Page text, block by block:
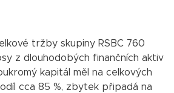
tržby skupiny RSBC 760
z dlouhodobých finančních aktiv
kapitál měl na celkových
cca 85 %, zbytek připadá na